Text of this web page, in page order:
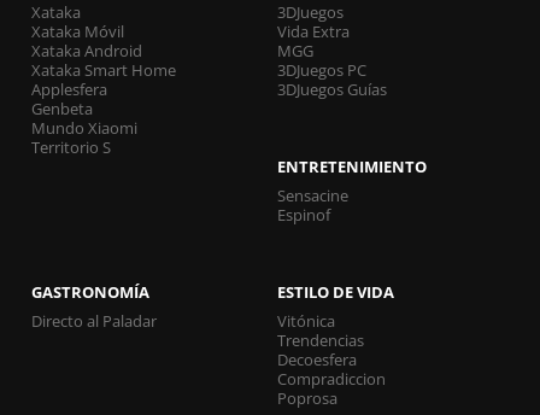
Xataka
Xataka Móvil
Xataka Android
Xataka Smart Home
Applesfera
Genbeta
Mundo Xiaomi
Territorio S
3DJuegos
Vida Extra
MGG
3DJuegos PC
3DJuegos Guías
ENTRETENIMIENTO
Sensacine
Espinof
GASTRONOMÍA
Directo al Paladar
ESTILO DE VIDA
Vitónica
Trendencias
Decoesfera
Compradiccion
Poprosa